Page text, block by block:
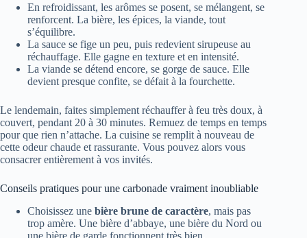
En refroidissant, les arômes se posent, se mélangent, se
renforcent. La bière, les épices, la viande, tout
s’équilibre.
La sauce se fige un peu, puis redevient sirupeuse au
réchauffage. Elle gagne en texture et en intensité.
La viande se détend encore, se gorge de sauce. Elle
devient presque confite, se défait à la fourchette.
Le lendemain, faites simplement réchauffer à feu très doux, à
couvert, pendant 20 à 30 minutes. Remuez de temps en temps
pour que rien n’attache. La cuisine se remplit à nouveau de
cette odeur chaude et rassurante. Vous pouvez alors vous
consacrer entièrement à vos invités.
Conseils pratiques pour une carbonade vraiment inoubliable
Choisissez une bière brune de caractère, mais pas
trop amère. Une bière d’abbaye, une bière du Nord ou
une bière de garde fonctionnent très bien.